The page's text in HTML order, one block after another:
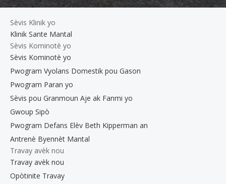
Sèvis Klinik yo
Klinik Sante Mantal
Sèvis Kominotè yo
Sèvis Kominotè yo
Pwogram Vyolans Domestik pou Gason
Pwogram Paran yo
Sèvis pou Granmoun Aje ak Fanmi yo
Gwoup Sipò
Pwogram Defans Elèv Beth Kipperman an
Antrenè Byennèt Mantal
Travay avèk nou
Travay avèk nou
Opòtinite Travay